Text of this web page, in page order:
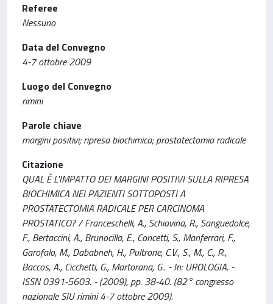
Referee
Nessuno
Data del Convegno
4-7 ottobre 2009
Luogo del Convegno
rimini
Parole chiave
margini positivi; ripresa biochimica; prostatectomia radicale
Citazione
QUAL È L'IMPATTO DEI MARGINI POSITIVI SULLA RIPRESA
BIOCHIMICA NEI PAZIENTI SOTTOPOSTI A
PROSTATECTOMIA RADICALE PER CARCINOMA
PROSTATICO? / Franceschelli, A., Schiavina, R., Sanguedolce,
F., Bertaccini, A., Brunocilla, E., Concetti, S., Manferrari, F.,
Garofalo, M., Dababneh, H., Pultrone, C.V., S., M., C., R.,
Baccos, A., Cicchetti, G., Martorana, G.. - In: UROLOGIA. -
ISSN 0391-5603. - (2009), pp. 38-40. (82° congresso
nazionale SIU rimini 4-7 ottobre 2009).